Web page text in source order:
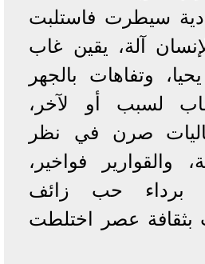
سيطرت فاستلبت
آلة، يقين غاب
وتفاهات بالجهر
لسبب أو لآخر،
صرن في نظر
والقوارير فواخير،
برداء حب زائف
بثقافة عصر اختلطت